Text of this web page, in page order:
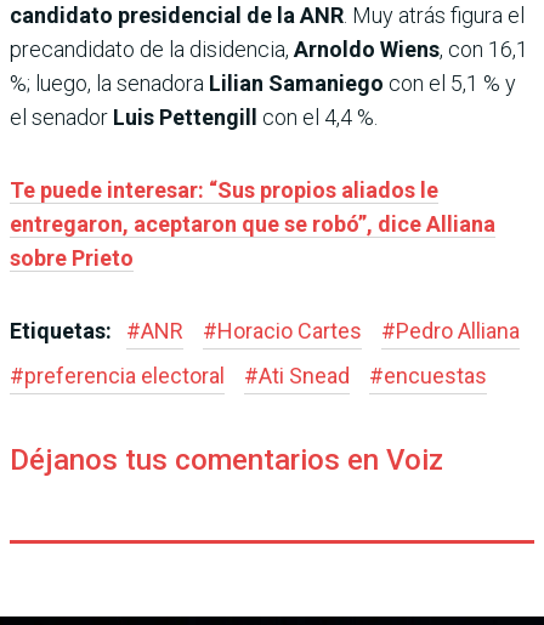
candidato presidencial de la ANR . Muy atrás figura el
precandidato de la disidencia, Arnoldo Wiens, con 16,1
%; luego, la senadora Lilian Samaniego con el 5,1 % y
el senador Luis Pettengill con el 4,4 %.
Te puede interesar: “Sus propios aliados le
entregaron, aceptaron que se robó”, dice Alliana
sobre Prieto
Etiquetas: #ANR #Horacio Cartes #Pedro Alliana
#preferencia electoral #Ati Snead #encuestas
Déjanos tus comentarios en Voiz